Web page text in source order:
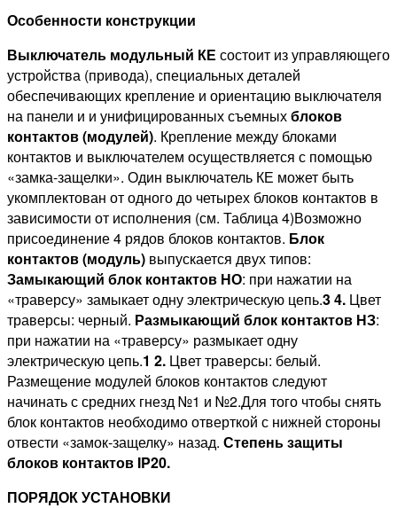
Особенности конструкции
Выключатель модульный КЕ состоит из управляющего
устройства (привода), специальных деталей
обеспечивающих крепление и ориентацию выключателя
на панели и и унифицированных съемныхблоков
контактов (модулей). Крепление между блоками
контактов и выключателем осуществляется с помощью
«замка-защелки». Один выключатель КЕ может быть
укомплектован от одного до четырех блоков контактов в
зависимости от исполнения (см. Таблица 4)Возможно
присоединение 4 рядов блоков контактов. Блок
контактов (модуль) выпускается двух типов:
Замыкающий блок контактов НО: при нажатии на
«траверсу» замыкает одну электрическую цепь.34. Цвет
траверсы: черный. Размыкающий блок контактов НЗ:
при нажатии на «траверсу» размыкает одну
электрическую цепь.1 2. Цвет траверсы: белый.
Размещение модулей блоков контактов следуют
начинать с средних гнезд №1 и №2.Для того чтобы снять
блок контактов необходимо отверткой с нижней стороны
отвести «замок-защелку» назад. Степень защиты
блоков контактов IP20.
ПОРЯДОК УСТАНОВКИ